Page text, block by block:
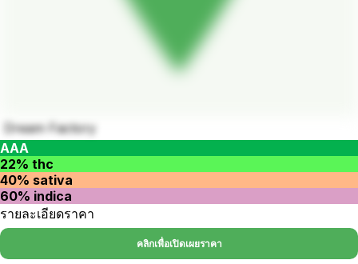
Dream Factory
AAA
22% thc
40% sativa
60% indica
รายละเอียดราคา
คลิกเพื่อเปิดเผยราคา